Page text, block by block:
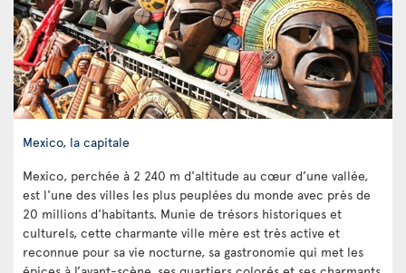
Mexico, la capitale
Mexico, perchée à 2 240 m d'altitude au cœur d’une vallée,
est l'une des villes les plus peuplées du monde avec près de
20 millions d'habitants. Munie de trésors historiques et
culturels, cette charmante ville mère est très active et
reconnue pour sa vie nocturne, sa gastronomie qui met les